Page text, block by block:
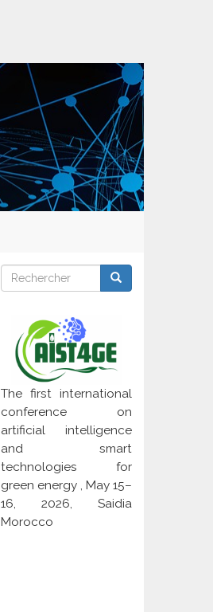
Rechercher
Rechercher Rechercher
The first international
conference on
artificial intelligence
and smart
technologies for
green energy , May 15–
16, 2026, Saidia
Morocco